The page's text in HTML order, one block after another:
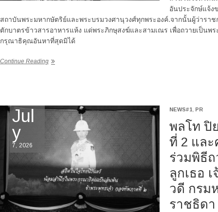
อันประจักษ์แจ้ง
สถาบันพระมหากษัตริย์และพระบรมวงศานุวงศ์ทุกพระองค์.จากนั้นผู้ว่าร
ตักบาตรข้าวสารอาหารแห้ง แด่พระภิกษุสงฆ์และสามเณร เพื่อถวายเป็นพ
กรุณาธิคุณอันหาที่สุดมิได้
Continue Reading
Jul
y
7, 2026
NEWS#1 PR
พลโท ปิ
ที่ 2 แล
ร่วมพิธีถ
ลูกเธอ
วดี กรม
ราชธิดา